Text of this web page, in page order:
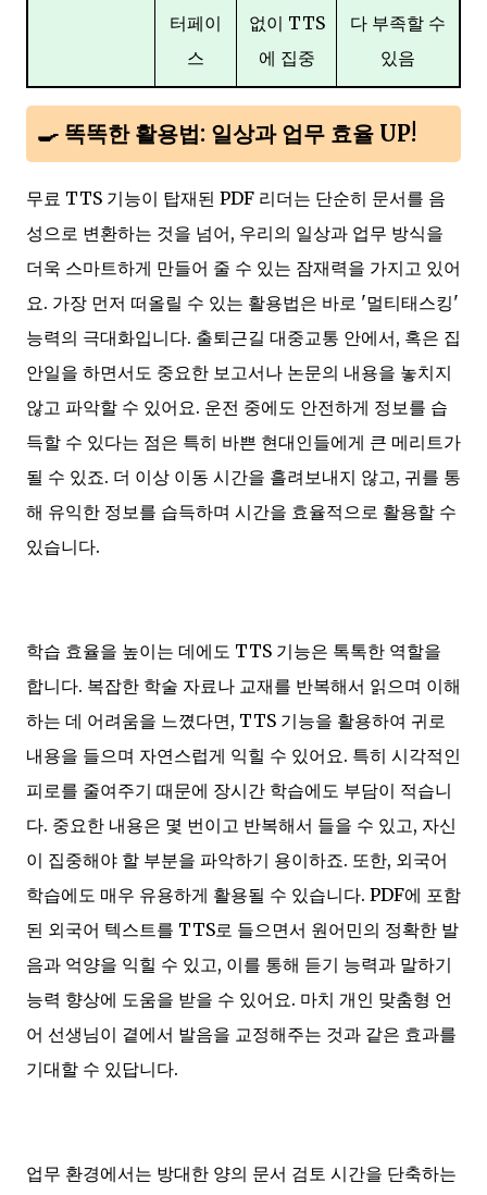
터페이
스
없이 TTS
에 집중
다 부족할 수
있음
🍳 똑똑한 활용법: 일상과 업무 효율 UP!
무료 TTS 기능이 탑재된 PDF 리더는 단순히 문서를 음
성으로 변환하는 것을 넘어, 우리의 일상과 업무 방식을
더욱 스마트하게 만들어 줄 수 있는 잠재력을 가지고 있어
요. 가장 먼저 떠올릴 수 있는 활용법은 바로 '멀티태스킹'
능력의 극대화입니다. 출퇴근길 대중교통 안에서, 혹은 집
안일을 하면서도 중요한 보고서나 논문의 내용을 놓치지
않고 파악할 수 있어요. 운전 중에도 안전하게 정보를 습
득할 수 있다는 점은 특히 바쁜 현대인들에게 큰 메리트가
될 수 있죠. 더 이상 이동 시간을 흘려보내지 않고, 귀를 통
해 유익한 정보를 습득하며 시간을 효율적으로 활용할 수
있습니다.
학습 효율을 높이는 데에도 TTS 기능은 톡톡한 역할을
합니다. 복잡한 학술 자료나 교재를 반복해서 읽으며 이해
하는 데 어려움을 느꼈다면, TTS 기능을 활용하여 귀로
내용을 들으며 자연스럽게 익힐 수 있어요. 특히 시각적인
피로를 줄여주기 때문에 장시간 학습에도 부담이 적습니
다. 중요한 내용은 몇 번이고 반복해서 들을 수 있고, 자신
이 집중해야 할 부분을 파악하기 용이하죠. 또한, 외국어
학습에도 매우 유용하게 활용될 수 있습니다. PDF에 포함
된 외국어 텍스트를 TTS로 들으면서 원어민의 정확한 발
음과 억양을 익힐 수 있고, 이를 통해 듣기 능력과 말하기
능력 향상에 도움을 받을 수 있어요. 마치 개인 맞춤형 언
어 선생님이 곁에서 발음을 교정해주는 것과 같은 효과를
기대할 수 있답니다.
업무 환경에서는 방대한 양의 문서 검토 시간을 단축하는